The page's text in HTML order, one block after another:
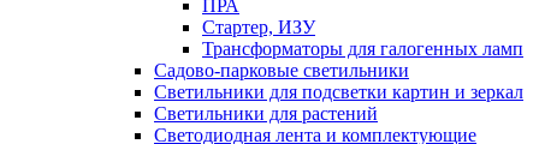
ПРА
Стартер, ИЗУ
Трансформаторы для галогенных ламп
Садово-парковые светильники
Светильники для подсветки картин и зеркал
Светильники для растений
Светодиодная лента и комплектующие